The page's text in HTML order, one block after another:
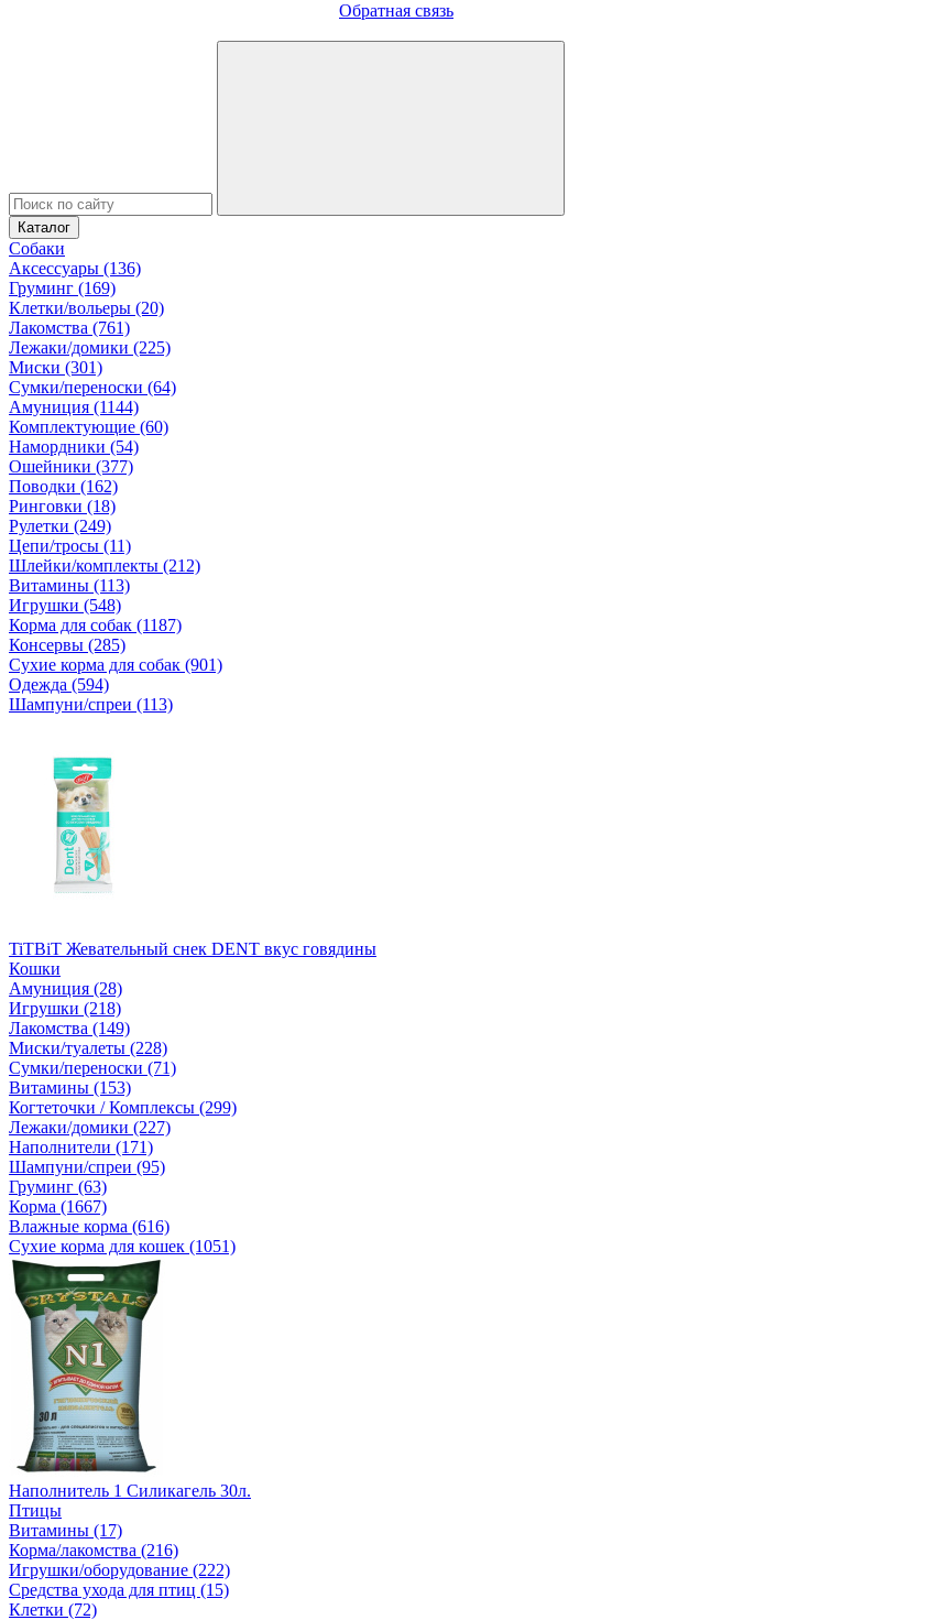
Обратная связь
Каталог
Собаки
Аксессуары (136)
Груминг (169)
Клетки/вольеры (20)
Лакомства (761)
Лежаки/домики (225)
Миски (301)
Сумки/переноски (64)
Амуниция (1144)
Комплектующие (60)
Намордники (54)
Ошейники (377)
Поводки (162)
Ринговки (18)
Рулетки (249)
Цепи/тросы (11)
Шлейки/комплекты (212)
Витамины (113)
Игрушки (548)
Корма для собак (1187)
Консервы (285)
Сухие корма для собак (901)
Одежда (594)
Шампуни/спреи (113)
TiTBiT Жевательный снек DENT вкус говядины
Кошки
Амуниция (28)
Игрушки (218)
Лакомства (149)
Миски/туалеты (228)
Сумки/переноски (71)
Витамины (153)
Когтеточки / Комплексы (299)
Лежаки/домики (227)
Наполнители (171)
Шампуни/спреи (95)
Груминг (63)
Корма (1667)
Влажные корма (616)
Сухие корма для кошек (1051)
Наполнитель 1 Силикагель 30л.
Птицы
Витамины (17)
Корма/лакомства (216)
Игрушки/оборудование (222)
Средства ухода для птиц (15)
Клетки (72)